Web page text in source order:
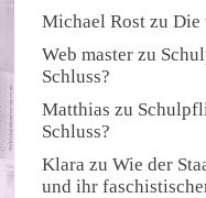
Michael Rost zuDie
Web master zu
Schluss?
Matthias zu
Schluss?
Klara zuWie der
und ihr